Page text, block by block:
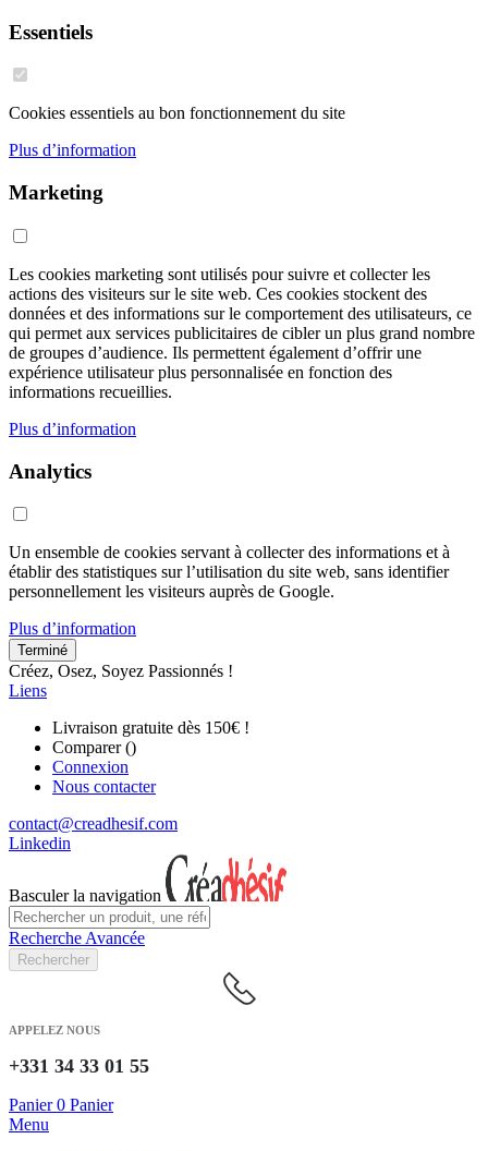
Essentiels
Cookies essentiels au bon fonctionnement du site
Plus d’information
Marketing
Les cookies marketing sont utilisés pour suivre et collecter les
actions des visiteurs sur le site web. Ces cookies stockent des
données et des informations sur le comportement des utilisateurs, ce
qui permet aux services publicitaires de cibler un plus grand nombre
de groupes d’audience. Ils permettent également d’offrir une
expérience utilisateur plus personnalisée en fonction des
informations recueillies.
Plus d’information
Analytics
Un ensemble de cookies servant à collecter des informations et à
établir des statistiques sur l’utilisation du site web, sans identifier
personnellement les visiteurs auprès de Google.
Plus d’information
Terminé
Créez, Osez, Soyez Passionnés !
Liens
Livraison gratuite dès 150€ !
Comparer ()
Connexion
Nous contacter
contact@creadhesif.com
Linkedin
Basculer la navigation
Recherche Avancée
Rechercher
APPELEZ NOUS
+331 34 33 01 55
Panier 0 Panier
Menu